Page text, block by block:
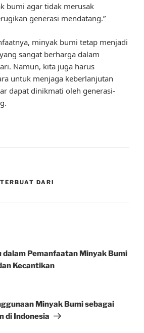
bumi agar tidak merusak
generasi mendatang.”
minyak bumi tetap menjadi
sangat berharga dalam
Namun, kita juga harus
untuk menjaga keberlanjutan
dapat dinikmati oleh generasi-
DARI
dalam Pemanfaatan Minyak Bumi
Kecantikan
Minyak Bumi sebagai
di Indonesia